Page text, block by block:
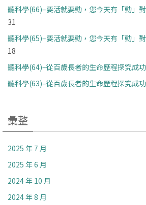
聽科學(66)–要活就要動，您今天有「動」對
31
聽科學(65)–要活就要動，您今天有「動」對
18
聽科學(64)–從百歲長者的生命歷程探究成功
聽科學(63)–從百歲長者的生命歷程探究成功
彙整
2025 年 7 月
2025 年 6 月
2024 年 10 月
2024 年 8 月